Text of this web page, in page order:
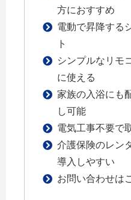
方におすすめ
電動で昇降する
ト
シンプルなリモ
に使える
家族の入浴にも
し可能
電気工事不要で
介護保険のレン
導入しやすい
お問い合わせは